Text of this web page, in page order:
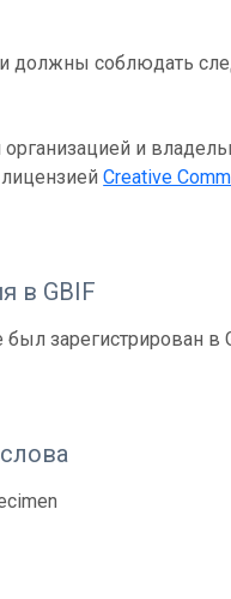
должны соблюдать
и
лицензиейCreative
в GBIF
был зарегистрирован в